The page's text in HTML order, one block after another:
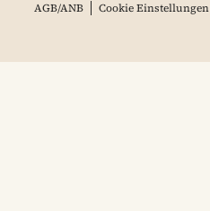
AGB/ANB
Cookie Einstellungen